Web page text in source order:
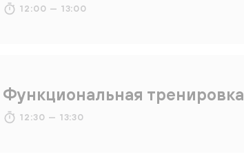
12:00 — 13:00
Функциональная тренировка
12:30 — 13:30